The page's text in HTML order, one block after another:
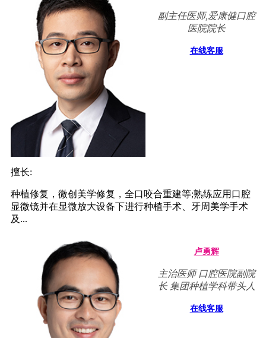
副主任医师,爱康健口腔
医院院长
在线客服
擅长:
种植修复，微创美学修复，全口咬合重建等;熟练应用口腔
显微镜并在显微放大设备下进行种植手术、牙周美学手术
及...
卢勇辉
主治医师 口腔医院副院
长 集团种植学科带头人
在线客服